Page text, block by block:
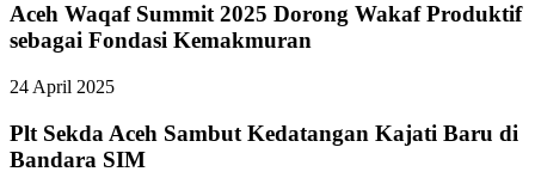
Aceh Waqaf Summit 2025 Dorong Wakaf Produktif
sebagai Fondasi Kemakmuran
24 April 2025
Plt Sekda Aceh Sambut Kedatangan Kajati Baru di
Bandara SIM